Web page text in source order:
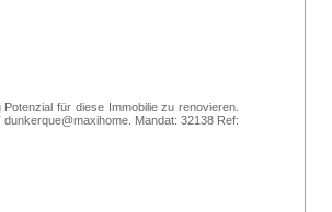
für diese Immobilie zu renovieren.
Mandat: 32138 Ref: